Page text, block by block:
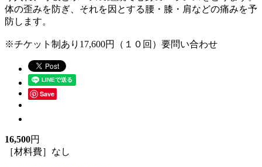
体の歪みを防ぎ、それを因とする腰・膝・肩などの痛みを予
防します。
※チケット制あり17,600円（１０回）要問い合わせ
Save
16,500円
［材料費］なし